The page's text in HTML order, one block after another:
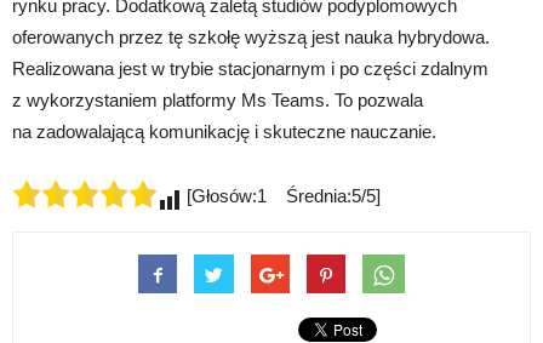
rynku pracy. Dodatkową zaletą studiów podyplomowych
oferowanych przez tę szkołę wyższą jest nauka hybrydowa.
Realizowana jest w trybie stacjonarnym i po części zdalnym
z wykorzystaniem platformy Ms Teams. To pozwala
na zadowalającą komunikację i skuteczne nauczanie.
[Głosów:1 Średnia:5/5]